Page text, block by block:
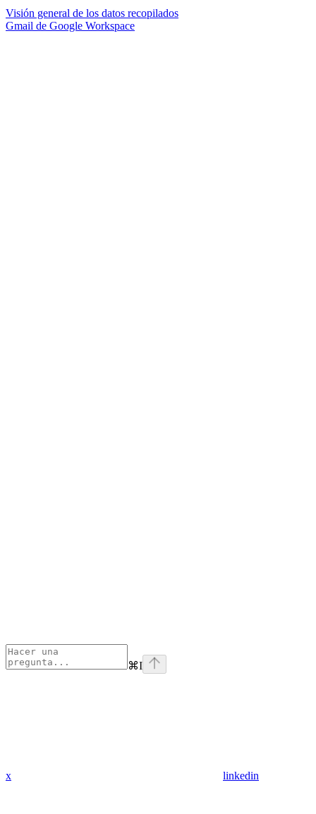
Visión general de los datos recopilados
Gmail de Google Workspace
⌘I
x linkedin